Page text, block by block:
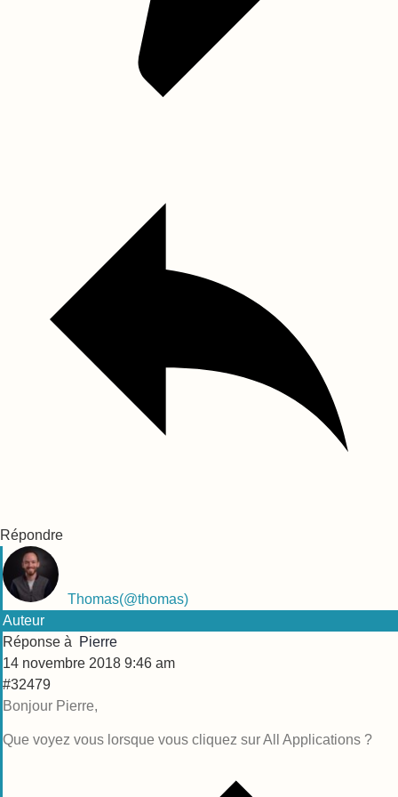
Répondre
Thomas(@thomas)
Auteur
Réponse à
Pierre
14 novembre 2018 9:46 am
#32479
Bonjour Pierre,
Que voyez vous lorsque vous cliquez sur All Applications ?